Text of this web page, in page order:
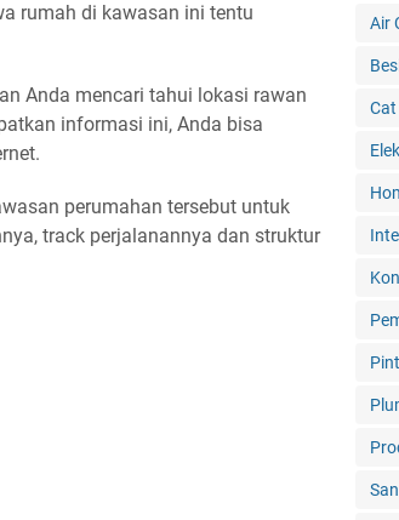
rumah di kawasan ini tentu
Anda mencari tahui lokasi rawan
informasi ini, Anda bisa
perumahan tersebut untuk
track perjalanannya dan struktur
Air